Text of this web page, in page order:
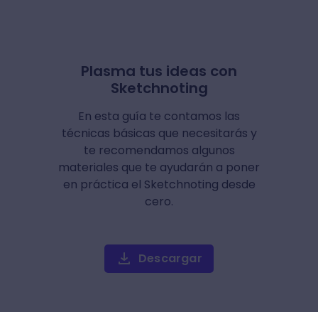
Plasma tus ideas con
Sketchnoting
En esta guía te contamos las
técnicas básicas que necesitarás y
te recomendamos algunos
materiales que te ayudarán a poner
en práctica el Sketchnoting desde
cero.
Descargar